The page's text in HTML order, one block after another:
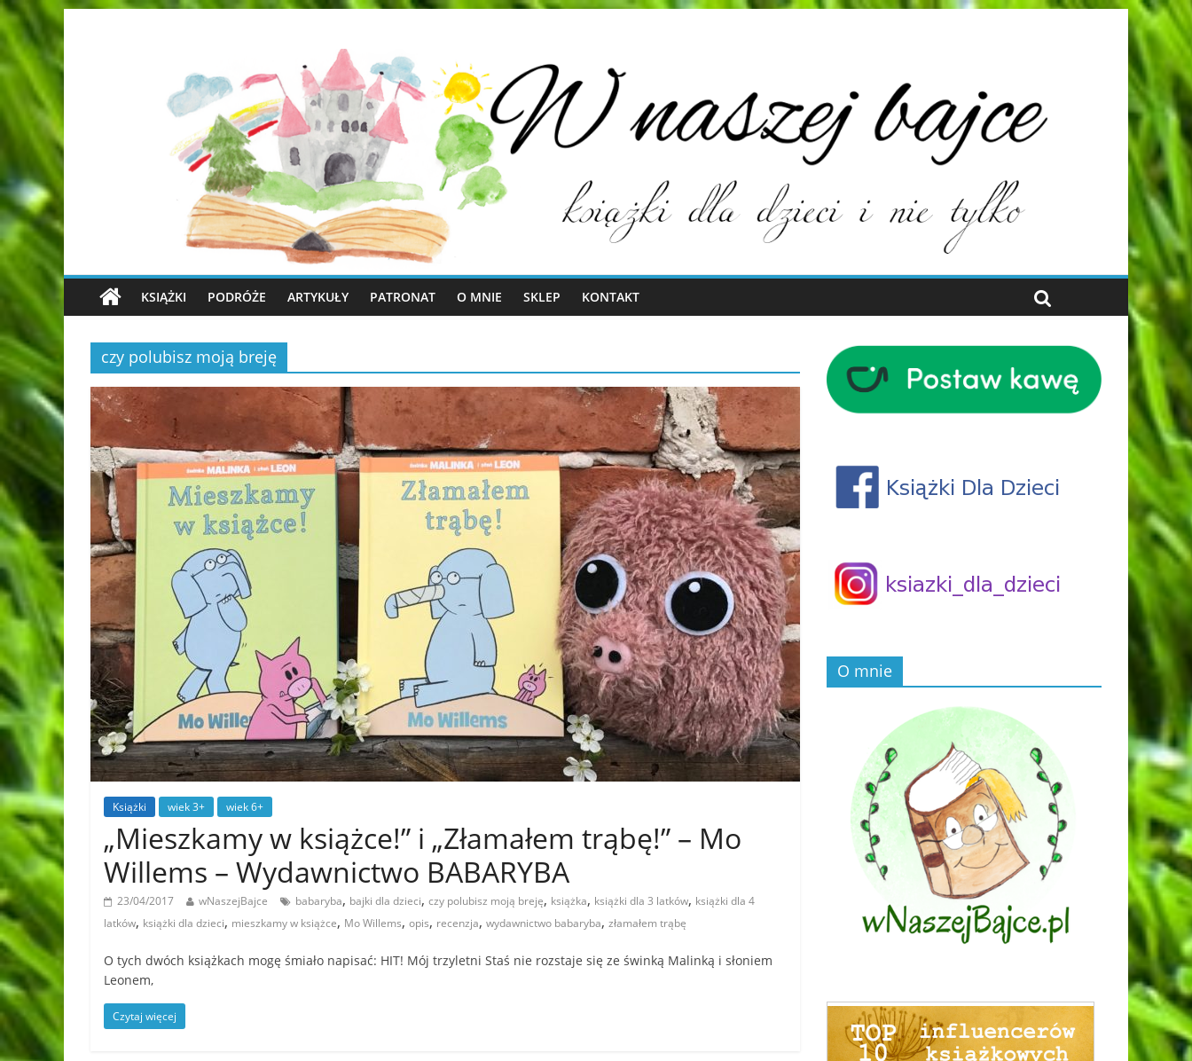
KSIĄŻKI PODRÓŻE ARTYKUŁY PATRONAT O MNIE SKLEP KONTAKT
czy polubisz moją breję
Książki wiek 3+ wiek 6+
„Mieszkamy w książce!” i „Złamałem trąbę!” – Mo
Willems – Wydawnictwo BABARYBA
23/04/2017 wNaszejBajce babaryba, bajki dla dzieci, czy polubisz moją breję, książka, książki dla 3 latków, książki dla 4
latków, książki dla dzieci, mieszkamy w książce, Mo Willems, opis, recenzja, wydawnictwo babaryba, złamałem trąbę
O tych dwóch książkach mogę śmiało napisać: HIT! Mój trzyletni Staś nie rozstaje się ze świnką Malinką i słoniem
Leonem,
Czytaj więcej
O mnie